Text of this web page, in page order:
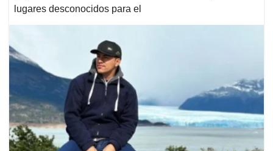
lugares desconocidos para el